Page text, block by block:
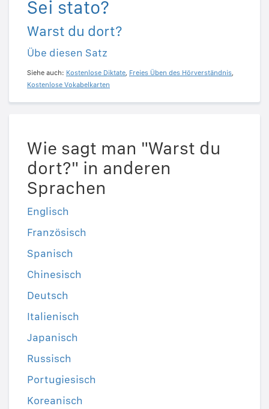
Sei stato?
Warst du dort?
Übe diesen Satz
Siehe auch: Kostenlose Diktate, Freies Üben des Hörverständnis,
Kostenlose Vokabelkarten
Wie sagt man "Warst du
dort?" in anderen
Sprachen
Englisch
Französisch
Spanisch
Chinesisch
Deutsch
Italienisch
Japanisch
Russisch
Portugiesisch
Koreanisch